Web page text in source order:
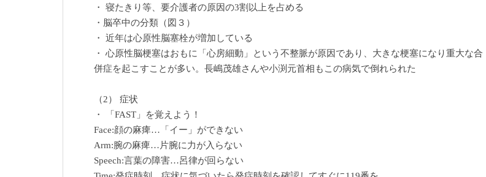
・ 寝たきり等、要介護者の原因の3割以上を占める
・脳卒中の分類（図３）
・ 近年は心原性脳塞栓が増加している
・ 心原性脳梗塞はおもに「心房細動」という不整脈が原因であり、大きな梗塞になり重大な合
併症を起こすことが多い。長嶋茂雄さんや小渕元首相もこの病気で倒れられた
（2） 症状
・ 「FAST」を覚えよう！
Face:顔の麻痺…「イー」ができない
Arm:腕の麻痺…片腕に力が入らない
Speech:言葉の障害…呂律が回らない